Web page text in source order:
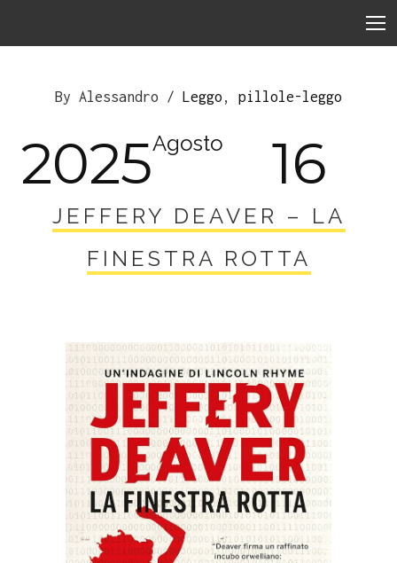
By Alessandro / Leggo , pillole-leggo
2025Agosto 16
JEFFERY DEAVER – LA
FINESTRA ROTTA